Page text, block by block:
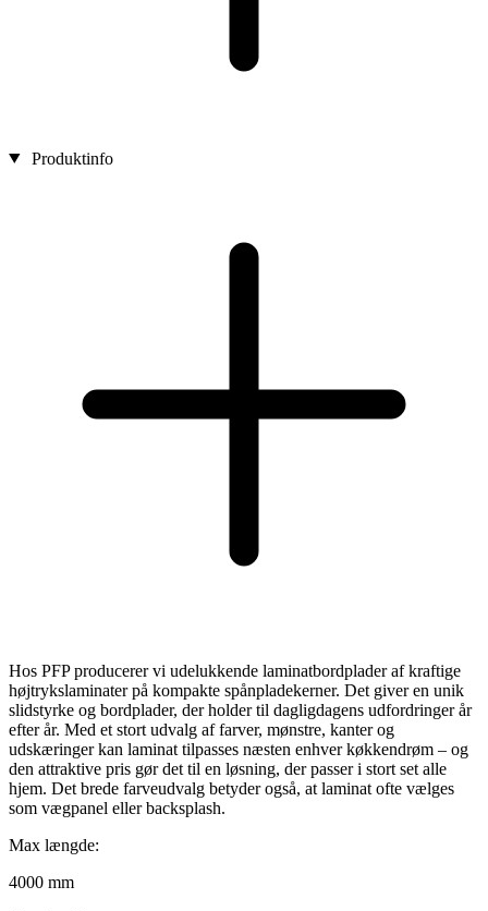
Produktinfo
Hos PFP producerer vi udelukkende laminatbordplader af kraftige
højtrykslaminater på kompakte spånpladekerner. Det giver en unik
slidstyrke og bordplader, der holder til dagligdagens udfordringer år
efter år. Med et stort udvalg af farver, mønstre, kanter og
udskæringer kan laminat tilpasses næsten enhver køkkendrøm – og
den attraktive pris gør det til en løsning, der passer i stort set alle
hjem. Det brede farveudvalg betyder også, at laminat ofte vælges
som vægpanel eller backsplash.
Max længde:
4000 mm